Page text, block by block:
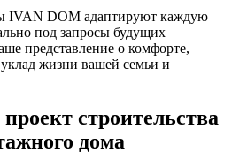
IVAN DOM адаптируют каждую
под запросы будущих
представление о комфорте,
жизни вашей семьи и
строительства
дома